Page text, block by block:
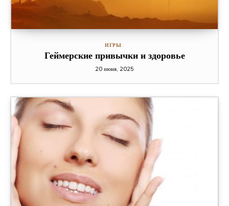
ИГРЫ
Геймерские привычки и здоровье
20 июня, 2025